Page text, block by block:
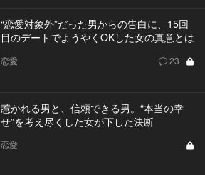
“恋愛対象外”だった男からの告白に、15回
目のデートでようやくOKした女の真意とは
恋愛 23
惹かれる男と、信頼できる男。“本当の幸
せ”を考え尽くした女が下した決断
恋愛